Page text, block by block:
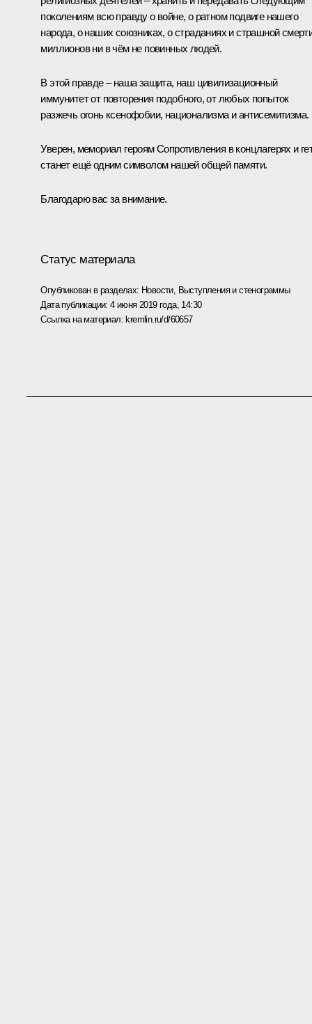
поколениям всю правду о войне, о ратном подвиге нашего
народа, о наших союзниках, о страданиях и страшной
миллионов ни в чём не повинных людей.
В этой правде – наша защита, наш цивилизационный
иммунитет от повторения подобного, от любых попыток
разжечь огонь ксенофобии, национализма и антисемитизма.
Уверен, мемориал героям Сопротивления в концлагерях и
станет ещё одним символом нашей общей памяти.
Благодарю вас за внимание.
Статус материала
Опубликован в разделах: Новости, Выступления и стенограммы
Дата публикации:4 июня 2019 года, 14:30
Ссылка на материал: kremlin.ru/d/60657